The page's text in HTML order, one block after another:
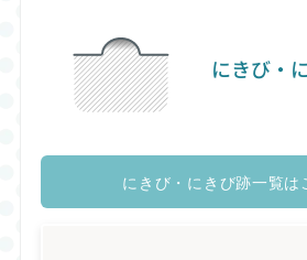
にきび・
にきび・にきび跡一覧は